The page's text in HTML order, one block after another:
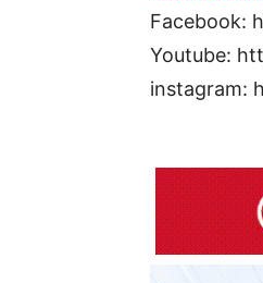
Facebook:
Youtube:
instagram: